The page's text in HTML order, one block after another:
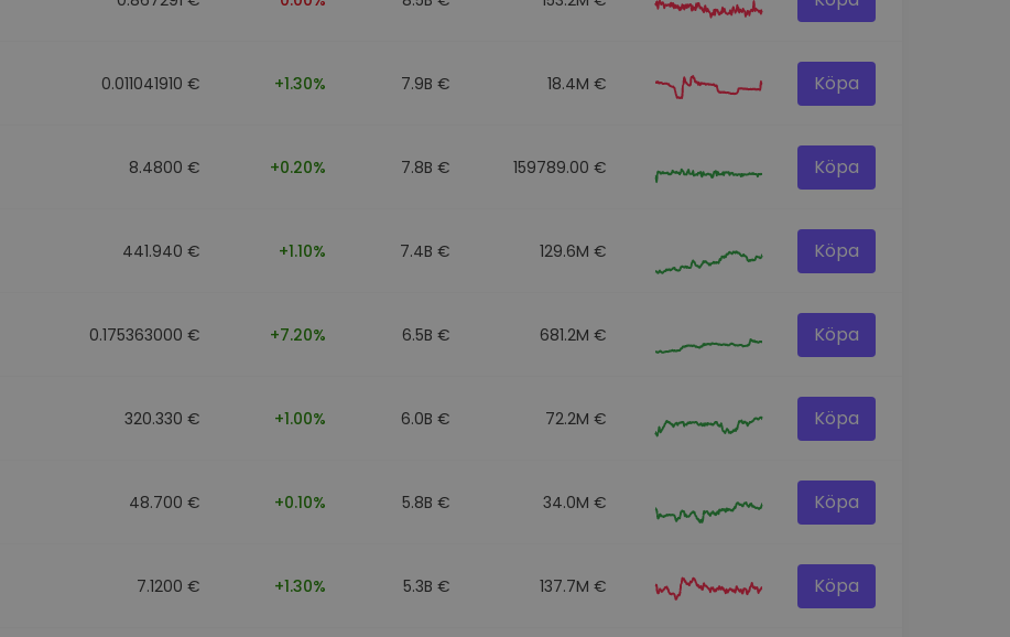
0.011041910 € +1.30% 7.9B € 18.4M € Köpa
8.4800 € +0.20% 7.8B € 159789.00 € Köpa
441.940 € +1.10% 7.4B € 129.6M € Köpa
0.175363000 € +7.20% 6.5B € 681.2M € Köpa
320.330 € +1.00% 6.0B € 72.2M € Köpa
48.700 € +0.10% 5.8B € 34.0M € Köpa
7.1200 € +1.30% 5.3B € 137.7M € Köpa